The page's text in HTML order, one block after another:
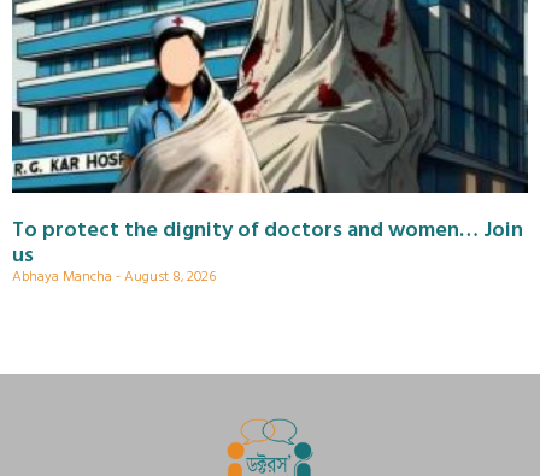
To protect the dignity of doctors and women… Join
us
Abhaya Mancha August 8, 2026